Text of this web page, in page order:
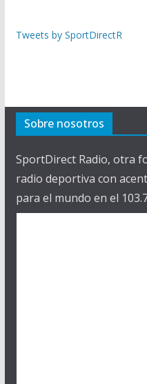
Tweets by SportDirectR
Sobre nosotros
SportDirect Radio, otra
radio deportiva con
para el mundo en el